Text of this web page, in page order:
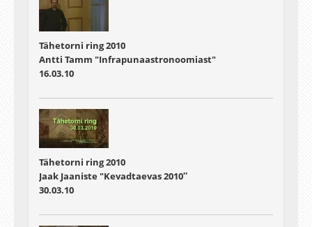
Tähetorni ring 2010
Antti Tamm "Infrapunaastronoomiast"
16.03.10
Tähetorni ring 2010
Jaak Jaaniste "Kevadtaevas 2010″
30.03.10